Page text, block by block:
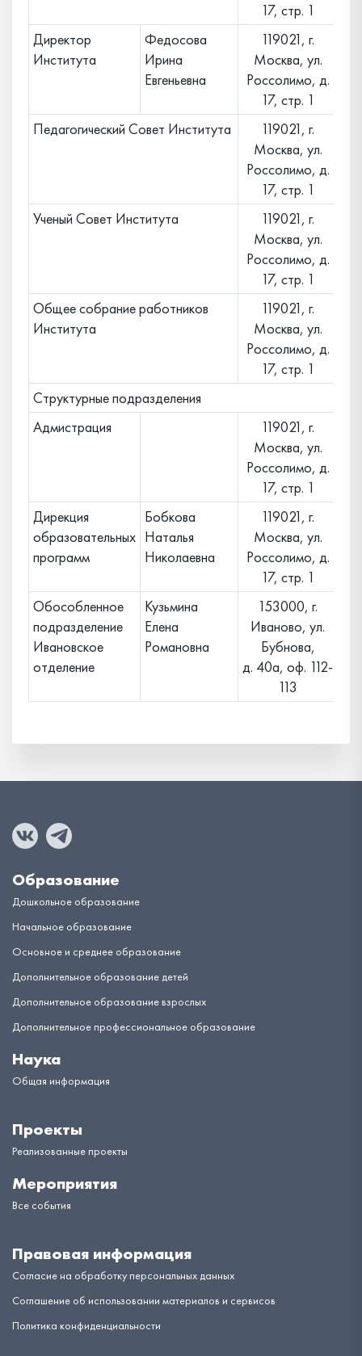
17, стр. 1
Директор
Института
Федосова
Ирина
Евгеньевна
119021, г.
Москва, ул.
Россолимо, д.
17, стр. 1
Педагогический Совет Института
119021, г.
Москва, ул.
Россолимо, д.
17, стр. 1
Ученый Совет Института
119021, г.
Москва, ул.
Россолимо, д.
17, стр. 1
Общее собрание работников
Института
119021, г.
Москва, ул.
Россолимо, д.
17, стр. 1
Структурные подразделения
Адмистрация
119021, г.
Москва, ул.
Россолимо, д.
17, стр. 1
Дирекция
образовательных
программ
Бобкова
Наталья
Николаевна
119021, г.
Москва, ул.
Россолимо, д.
17, стр. 1
Обособленное
подразделение
Ивановское
отделение
Кузьмина
Елена
Романовна
153000, г.
Иваново, ул.
Бубнова,
д. 40а, оф. 112-
113
Образование
Дошкольное образование
Начальное образование
Основное и среднее образование
Дополнительное образование детей
Дополнительное образование взрослых
Дополнительное профессиональное образование
Наука
Общая информация
Проекты
Реализованные проекты
Мероприятия
Все события
Правовая информация
Согласие на обработку персональных данных
Соглашение об использовании материалов и сервисов
Политика конфиденциальности